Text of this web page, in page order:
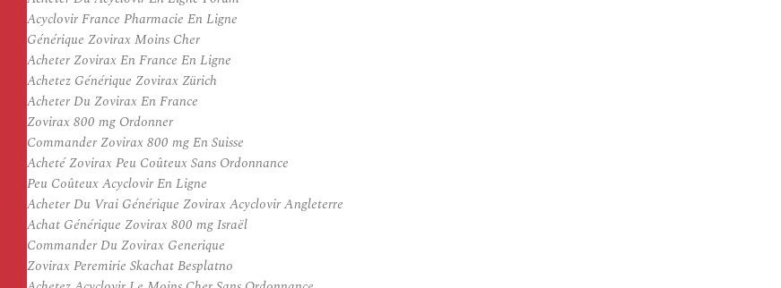
Acyclovir France Pharmacie En Ligne
Générique Zovirax Moins Cher
Acheter Zovirax En France En Ligne
Achetez Générique Zovirax Zürich
Acheter Du Zovirax En France
Zovirax 800 mg Ordonner
Commander Zovirax 800 mg En Suisse
Acheté Zovirax Peu Coûteux Sans Ordonnance
Peu Coûteux Acyclovir En Ligne
Acheter Du Vrai Générique Zovirax Acyclovir Angleterre
Achat Générique Zovirax 800 mg Israël
Commander Du Zovirax Generique
Zovirax Peremirie Skachat Besplatno